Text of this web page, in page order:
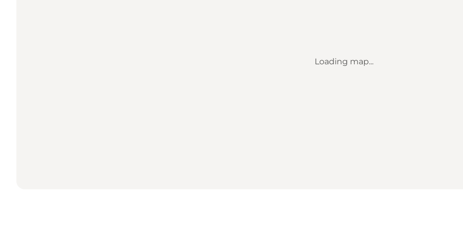
Loading map...